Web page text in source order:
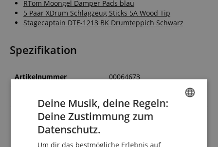
RTom Moongel Damper Pads blau
5 Paar XDrum Schlagzeug Sticks 5A Wood Tip
Stagecaptain DTE-1213 BK Drumteppich Schwarz
Spezifikation
Artikelnummer 00064673
auch für Kinder Ja
Deine Musik, deine Regeln:
Deine Zustimmung zum
Datenschutz.
Um dir das bestmögliche Erlebnis auf